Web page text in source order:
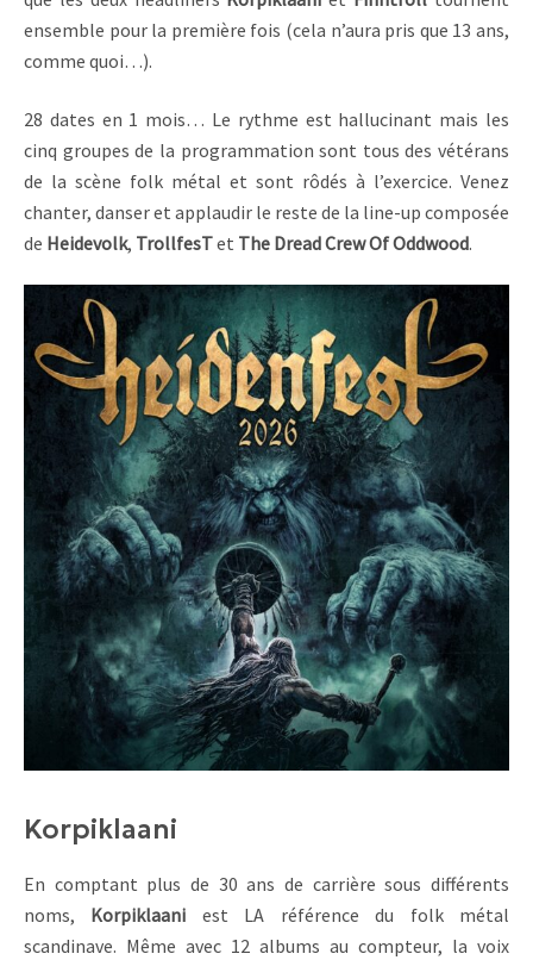
ensemble pour la première fois (cela n’aura pris que 13 ans,
comme quoi…).
28 dates en 1 mois… Le rythme est hallucinant mais les
cinq groupes de la programmation sont tous des vétérans
de la scène folk métal et sont rôdés à l’exercice. Venez
chanter, danser et applaudir le reste de la line-up composée
de Heidevolk, TrollfesTet The Dread Crew Of Oddwood.
Korpiklaani
En comptant plus de 30 ans de carrière sous différents
noms, Korpiklaani est LA référence du folk métal
scandinave. Même avec 12 albums au compteur, la voix